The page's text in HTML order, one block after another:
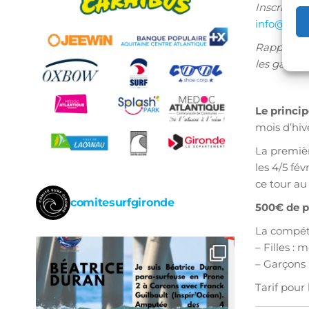
Rappel
les
Le
mois
La
les 4/5
ce tour au
500€ de
La
– Filles :
– Garçons
Tarif pour
comitesurfgironde